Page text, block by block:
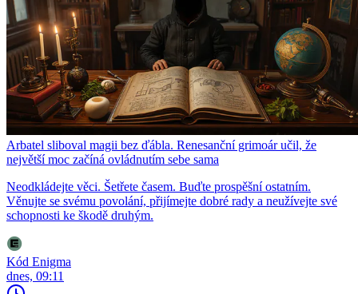
Arbatel sliboval magii bez ďábla. Renesanční grimoár učil, že
největší moc začíná ovládnutím sebe sama
Neodkládejte věci. Šetřete časem. Buďte prospěšní ostatním.
Věnujte se svému povolání, přijímejte dobré rady a neužívejte své
schopnosti ke škodě druhým.
Kód Enigma
dnes, 09:11